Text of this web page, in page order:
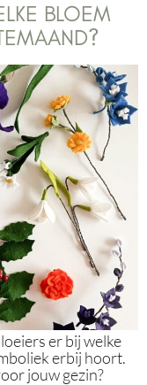
BLOEM
er bij welke
erbij hoort.
jouw gezin?